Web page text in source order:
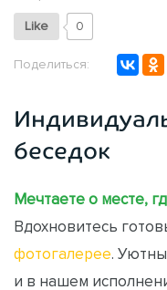
Like 0
Поделиться:
беседок
Мечтаете о месте,
Вдохновитесь
фотогалерее .
и в нашем